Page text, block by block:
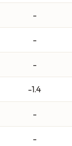
-
-
-
-1.4
-
-